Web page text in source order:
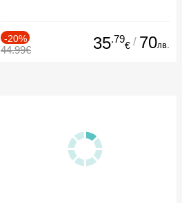
-20%
44.99€ 35.79
€ / 70лв.